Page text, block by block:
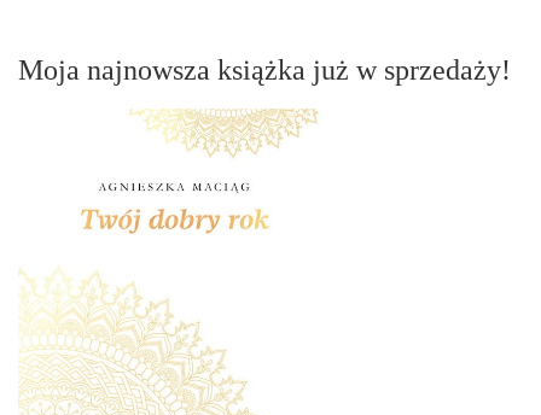
Moja najnowsza książka już w sprzedaży!